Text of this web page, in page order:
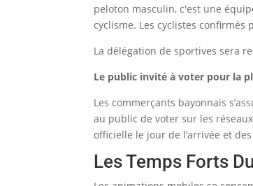
peloton masculin, c'est une
cyclisme. Les cyclistes
La délégation de sportives sera
Le public invité à voter pour la
Les commerçants bayonnais
au public de voter sur les
officielle le jour de l’arrivée et
Les Temps Forts